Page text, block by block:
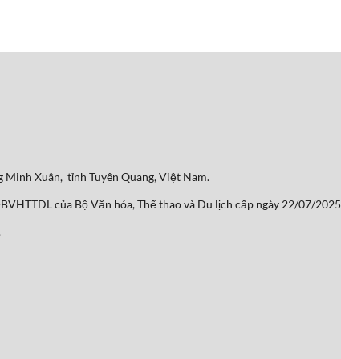
Minh Xuân, tỉnh Tuyên Quang, Việt Nam.
của Bộ Văn hóa, Thể thao và Du lịch cấp ngày 22/07/2025